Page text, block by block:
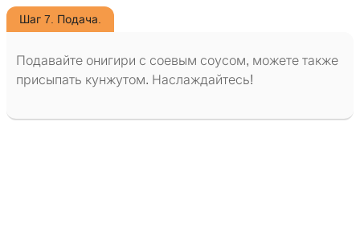
Шаг 7. Подача.
Подавайте онигири с соевым соусом, можете также
присыпать кунжутом. Наслаждайтесь!